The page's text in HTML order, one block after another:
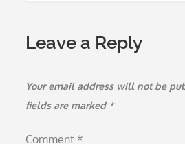
Leave a Reply
Your email address will not be
fields are marked *
Comment *